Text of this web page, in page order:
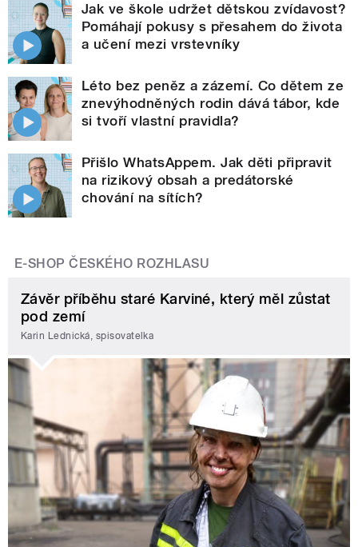
Jak ve škole udržet dětskou zvídavost?
Pomáhají pokusy s přesahem do života
a učení mezi vrstevníky
Léto bez peněz a zázemí. Co dětem ze
znevýhodněných rodin dává tábor, kde
si tvoří vlastní pravidla?
Přišlo WhatsAppem. Jak děti připravit
na rizikový obsah a predátorské
chování na sítích?
E-SHOP ČESKÉHO ROZHLASU
Závěr příběhu staré Karviné, který měl zůstat
pod zemí
Karin Lednická, spisovatelka